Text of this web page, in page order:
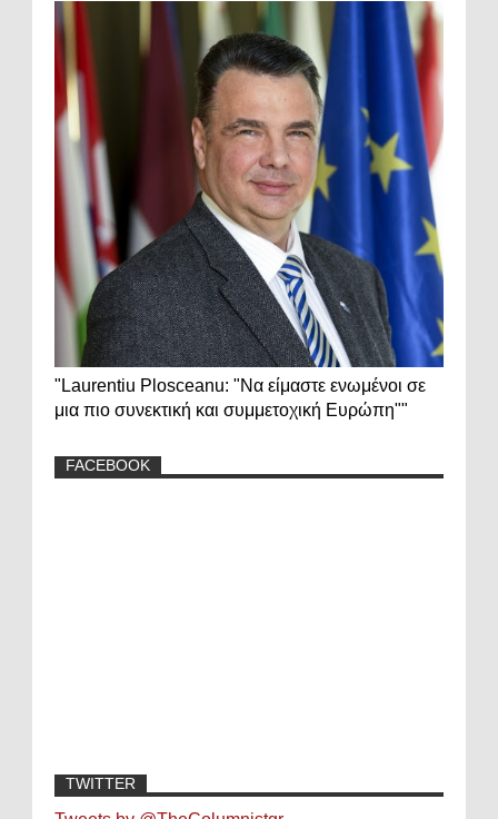
"Laurentiu Plosceanu: "Να είμαστε ενωμένοι σε
μια πιο συνεκτική και συμμετοχική Ευρώπη""
FACEBOOK
TWITTER